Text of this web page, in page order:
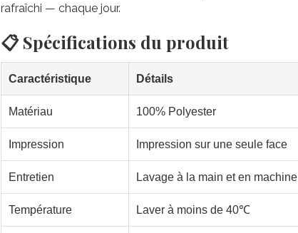
rafraîchi — chaque jour.
📋 Spécifications du produit
Caractéristique Détails
Matériau 100% Polyester
Impression Impression sur une seule face
Entretien Lavage à la main et en machine
Température Laver à moins de 40℃